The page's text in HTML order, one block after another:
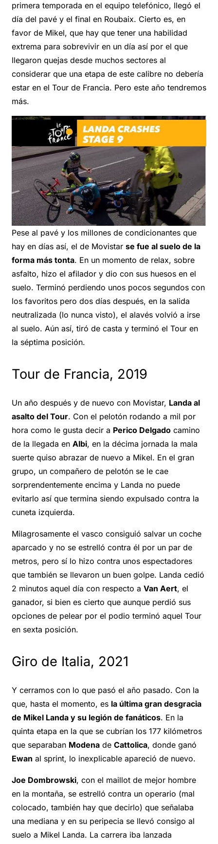
primera temporada en el equipo telefónico, llegó el
día del pavé y el final en Roubaix. Cierto es, en
favor de Mikel, que hay que tener una habilidad
extrema para sobrevivir en un día así por el que
llegaron quejas desde muchos sectores al
considerar que una etapa de este calibre no debería
estar en el Tour de Francia. Pero este año tendremos
más.
Pese al pavé y los millones de condicionantes que
hay en días así, el de Movistar se fue al suelo de la
forma más tonta. En un momento de relax, sobre
asfalto, hizo el afilador y dio con sus huesos en el
suelo. Terminó perdiendo unos pocos segundos con
los favoritos pero dos días después, en la salida
neutralizada (lo nunca visto), el alavés volvió a irse
al suelo. Aún así, tiró de casta y terminó el Tour en
la séptima posición.
Tour de Francia, 2019
Un año después y de nuevo con Movistar, Landa al
asalto del Tour. Con el pelotón rodando a mil por
hora como le gusta decir a Perico Delgado camino
de la llegada en Albi, en la décima jornada la mala
suerte quiso abrazar de nuevo a Mikel. En el gran
grupo, un compañero de pelotón se le cae
sorprendentemente encima y Landa no puede
evitarlo así que termina siendo expulsado contra la
cuneta izquierda.
Milagrosamente el vasco consiguió salvar un coche
aparcado y no se estrelló contra él por un par de
metros, pero sí lo hizo contra unos espectadores
que también se llevaron un buen golpe. Landa cedió
2 minutos aquel día con respecto a Van Aert, el
ganador, si bien es cierto que aunque perdió sus
opciones de pelear por el podio terminó aquel Tour
en sexta posición.
Giro de Italia, 2021
Y cerramos con lo que pasó el año pasado. Con la
que, hasta el momento, es la última gran desgracia
de Mikel Landa y su legión de fanáticos. En la
quinta etapa en la que se cubrían los 177 kilómetros
que separaban Modena de Cattolica, donde ganó
Ewan al sprint, lo inexplicable apareció de nuevo.
Joe Dombrowski, con el maillot de mejor hombre
en la montaña, se estrelló contra un operario (mal
colocado, también hay que decirlo) que señalaba
una mediana y en su peripecia se llevó consigo al
suelo a Mikel Landa. La carrera iba lanzada